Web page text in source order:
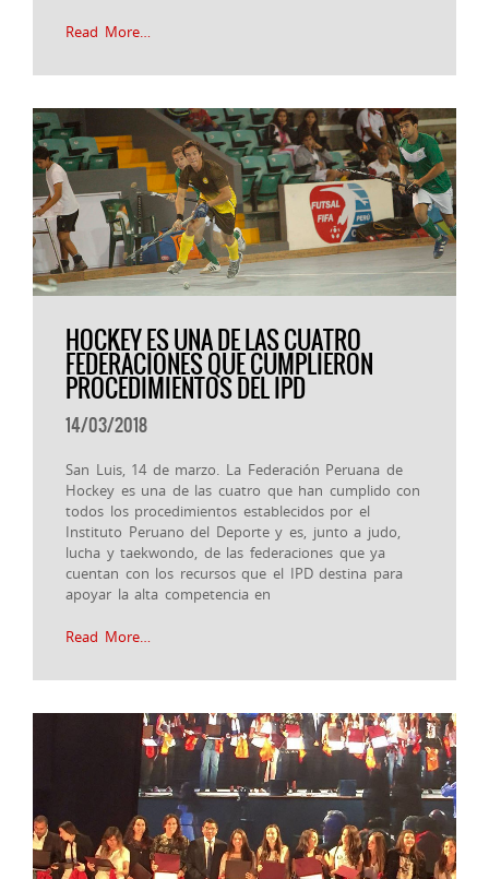
Read More…
HOCKEY ES UNA DE LAS CUATRO
FEDERACIONES QUE CUMPLIERON
PROCEDIMIENTOS DEL IPD
14/03/2018
San Luis, 14 de marzo. La Federación Peruana de
Hockey es una de las cuatro que han cumplido con
todos los procedimientos establecidos por el
Instituto Peruano del Deporte y es, junto a judo,
lucha y taekwondo, de las federaciones que ya
cuentan con los recursos que el IPD destina para
apoyar la alta competencia en
Read More…